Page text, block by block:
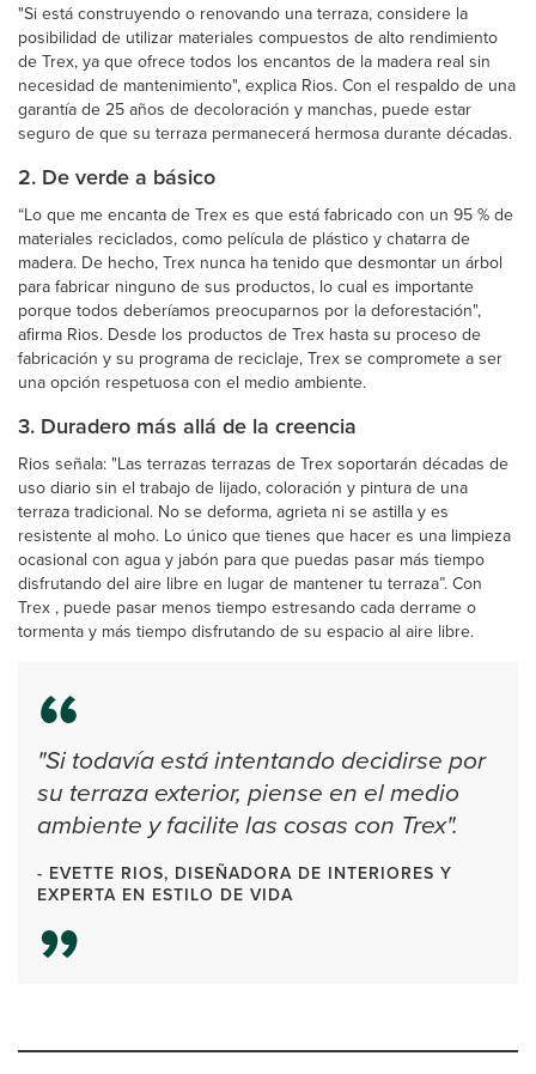
"Si está construyendo o renovando una terraza, considere la
posibilidad de utilizar materiales compuestos de alto rendimiento
de Trex, ya que ofrece todos los encantos de la madera real sin
necesidad de mantenimiento", explica Rios. Con el respaldo de una
garantía de 25 años de decoloración y manchas, puede estar
seguro de que su terraza permanecerá hermosa durante décadas.
2. De verde a básico
“Lo que me encanta de Trex es que está fabricado con un 95 % de
materiales reciclados, como película de plástico y chatarra de
madera. De hecho, Trex nunca ha tenido que desmontar un árbol
para fabricar ninguno de sus productos, lo cual es importante
porque todos deberíamos preocuparnos por la deforestación",
afirma Rios. Desde los productos de Trex hasta su proceso de
fabricación y su programa de reciclaje, Trex se compromete a ser
una opción respetuosa con el medio ambiente.
3. Duradero más allá de la creencia
Rios señala: "Las terrazas terrazas de Trex soportarán décadas de
uso diario sin el trabajo de lijado, coloración y pintura de una
terraza tradicional. No se deforma, agrieta ni se astilla y es
resistente al moho. Lo único que tienes que hacer es una limpieza
ocasional con agua y jabón para que puedas pasar más tiempo
disfrutando del aire libre en lugar de mantener tu terraza”. Con
Trex , puede pasar menos tiempo estresando cada derrame o
tormenta y más tiempo disfrutando de su espacio al aire libre.
"Si todavía está intentando decidirse por
su terraza exterior, piense en el medio
ambiente y facilite las cosas con Trex".
- EVETTE RIOS, DISEÑADORA DE INTERIORES Y
EXPERTA EN ESTILO DE VIDA